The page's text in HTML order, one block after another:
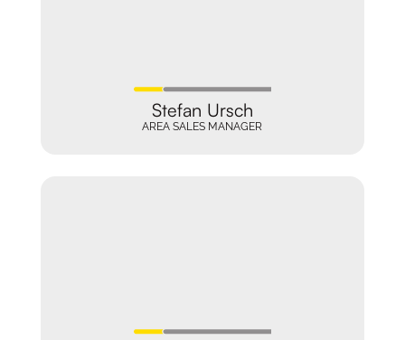
Stefan Ursch
AREA SALES MANAGER